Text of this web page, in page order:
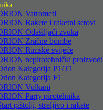
Vatrometi
Rakete i raketni setovi
Odašiljači zvuka
Zračne bombe
Rimske svijeće
nepirotehnički proizvodi
Kategorija P1/T1
Kategorija F1
Vulkani
Party pirotehnika
pištolji, streljivo i rakete